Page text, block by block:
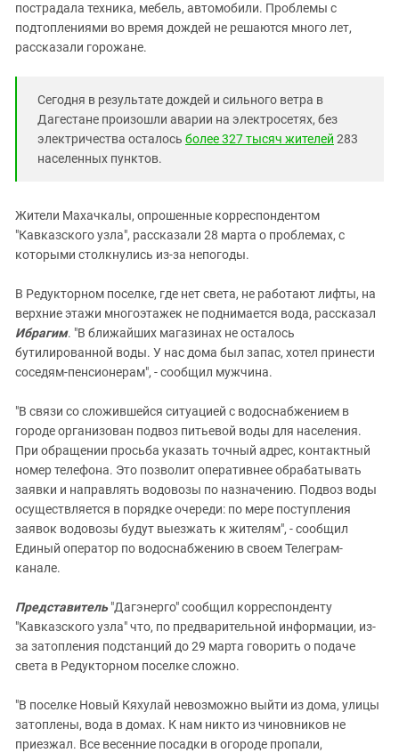
пострадала техника, мебель, автомобили. Проблемы с
подтоплениями во время дождей не решаются много лет,
рассказали горожане.
Сегодня в результате дождей и сильного ветра в
Дагестане произошли аварии на электросетях, без
электричества осталось более 327 тысяч жителей 283
населенных пунктов.
Жители Махачкалы, опрошенные корреспондентом
"Кавказского узла", рассказали 28 марта о проблемах, с
которыми столкнулись из-за непогоды.
В Редукторном поселке, где нет света, не работают лифты, на
верхние этажи многоэтажек не поднимается вода, рассказал
Ибрагим. "В ближайших магазинах не осталось
бутилированной воды. У нас дома был запас, хотел принести
соседям-пенсионерам", - сообщил мужчина.
"В связи со сложившейся ситуацией с водоснабжением в
городе организован подвоз питьевой воды для населения.
При обращении просьба указать точный адрес, контактный
номер телефона. Это позволит оперативнее обрабатывать
заявки и направлять водовозы по назначению. Подвоз воды
осуществляется в порядке очереди: по мере поступления
заявок водовозы будут выезжать к жителям", - сообщил
Единый оператор по водоснабжению в своем Телеграм-
канале.
Представитель"Дагэнерго" сообщил корреспонденту
"Кавказского узла" что, по предварительной информации, из-
за затопления подстанций до 29 марта говорить о подаче
света в Редукторном поселке сложно.
"В поселке Новый Кяхулай невозможно выйти из дома, улицы
затоплены, вода в домах. К нам никто из чиновников не
приезжал. Все весенние посадки в огороде пропали,